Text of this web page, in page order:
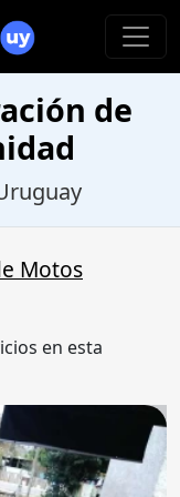
de
Motos
en esta